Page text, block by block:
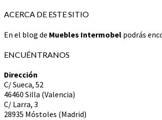
ACERCA DE ESTE SITIO
En el blog de Muebles Intermobel podrás
ENCUÉNTRANOS
Dirección
C/ Sueca, 52
46460 Silla (Valencia)
C/ Larra, 3
28935 Móstoles (Madrid)